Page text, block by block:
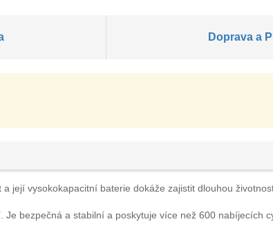
Doprava a
její vysokokapacitní baterie dokáže zajistit dlouhou
bezpečná a stabilní a poskytuje více než 600 nabíjecích